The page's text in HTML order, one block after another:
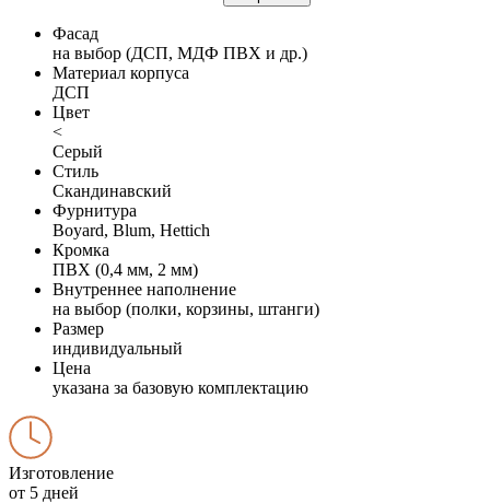
Фасад
на выбор (ДСП, МДФ ПВХ и др.)
Материал корпуса
ДСП
Цвет
<
Серый
Стиль
Скандинавский
Фурнитура
Boyard, Blum, Hettich
Кромка
ПВХ (0,4 мм, 2 мм)
Внутреннее наполнение
на выбор (полки, корзины, штанги)
Размер
индивидуальный
Цена
указана за базовую комплектацию
Изготовление
от 5 дней